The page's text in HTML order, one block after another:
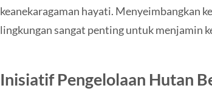
keanekaragaman hayati. Menyeimbangkan
lingkungan sangat penting untuk menjamin
Inisiatif Pengelolaan Hutan